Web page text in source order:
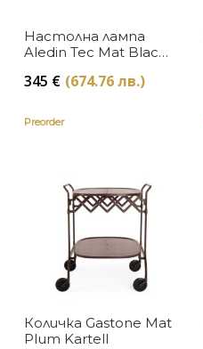
За масата
Изкуство и
Луксозни
Намаление
Осветление
Подаръци
Текстил за дома
Tom Dixon
Dolce & Gabbana
Frette
Ethnicraft
В наличност
Изчерпан, с
ЦВЯТ
Бежово
Жълто
Златно
Кафяво
Медно
Настолна лампа
Aledin Tec Mat Black
345 € (674.76 лв.)
Preorder
Количка Gastone Mat
Plum Kartell